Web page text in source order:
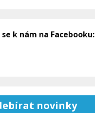
k nám na Facebooku:
novinky